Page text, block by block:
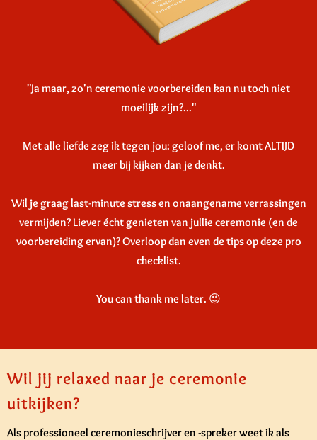
"Ja maar, zo'n ceremonie voorbereiden kan nu toch niet
moeilijk zijn?..."
Met alle liefde zeg ik tegen jou: geloof me, er komt ALTIJD
meer bij kijken dan je denkt.
Wil je graag last-minute stress en onaangename verrassingen
vermijden? Liever écht genieten van jullie ceremonie (en de
voorbereiding ervan)? Overloop dan even de tips op deze pro
checklist.
You can thank me later. 😉
Wil jij relaxed naar je ceremonie
uitkijken?
Als professioneel ceremonieschrijver en -spreker weet ik als